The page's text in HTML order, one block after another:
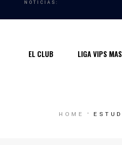
NOTICIAS:
EL CLUB
Quiénes somos
LIGA VIPS
Contacto
HOME